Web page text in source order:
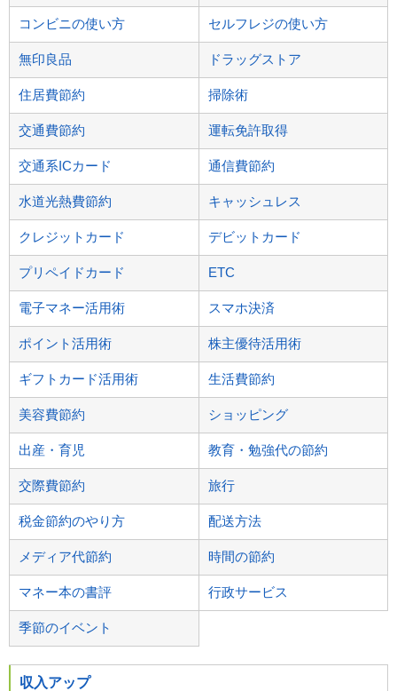
コンビニの使い方 セルフレジの使い方
無印良品 ドラッグストア
住居費節約 掃除術
交通費節約 運転免許取得
交通系ICカード 通信費節約
水道光熱費節約 キャッシュレス
クレジットカード デビットカード
プリペイドカード ETC
電子マネー活用術 スマホ決済
ポイント活用術 株主優待活用術
ギフトカード活用術 生活費節約
美容費節約 ショッピング
出産・育児 教育・勉強代の節約
交際費節約 旅行
税金節約のやり方 配送方法
メディア代節約 時間の節約
マネー本の書評 行政サービス
季節のイベント
収入アップ